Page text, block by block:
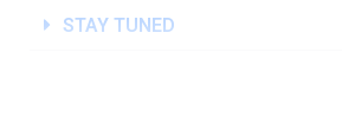
STAY TUNED